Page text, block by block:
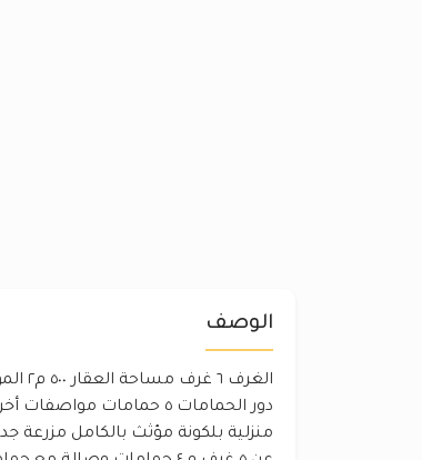
الوصف
دور الحمامات ٥ حمامات
منزلية بلكونة مؤثث بالكامل مزرعة